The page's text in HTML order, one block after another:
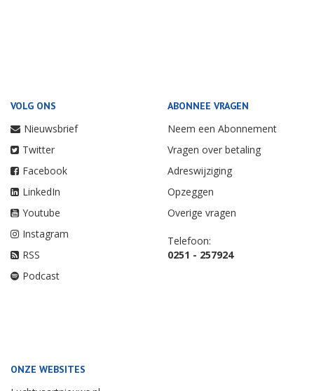
VOLG ONS
Nieuwsbrief
Twitter
Facebook
LinkedIn
Youtube
Instagram
RSS
Podcast
ABONNEE VRAGEN
Neem een Abonnement
Vragen over betaling
Adreswijziging
Opzeggen
Overige vragen
Telefoon:
0251 - 257924
ONZE WEBSITES